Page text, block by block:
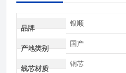
品牌
银顺
产地类别
国产
线芯材质
铜芯